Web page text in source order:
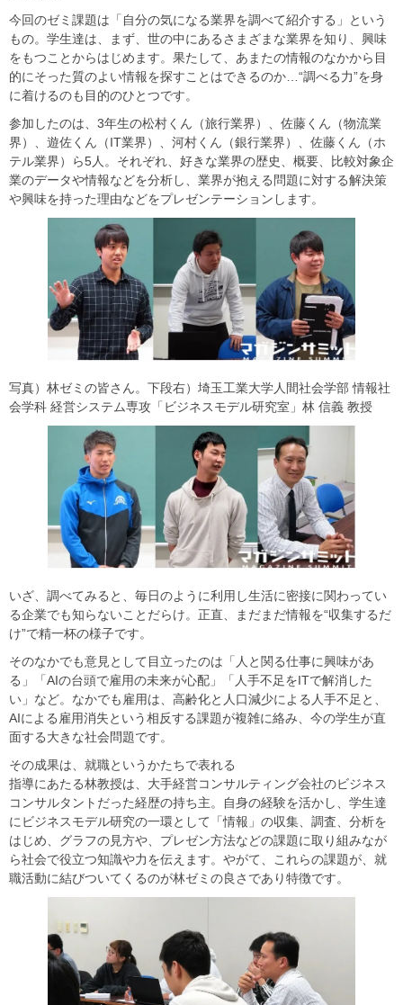
今回のゼミ課題は「自分の気になる業界を調べて紹介する」という
もの。学生達は、まず、世の中にあるさまざまな業界を知り、興味
をもつことからはじめます。果たして、あまたの情報のなかから目
的にそった質のよい情報を探すことはできるのか…“調べる力”を身
に着けるのも目的のひとつです。
参加したのは、3年生の松村くん（旅行業界）、佐藤くん（物流業
界）、遊佐くん（IT業界）、河村くん（銀行業界）、佐藤くん（ホ
テル業界）ら5人。それぞれ、好きな業界の歴史、概要、比較対象企
業のデータや情報などを分析し、業界が抱える問題に対する解決策
や興味を持った理由などをプレゼンテーションします。
写真）林ゼミの皆さん。下段右）埼玉工業大学人間社会学部 情報社
会学科 経営システム専攻「ビジネスモデル研究室」林 信義 教授
いざ、調べてみると、毎日のように利用し生活に密接に関わってい
る企業でも知らないことだらけ。正直、まだまだ情報を“収集するだ
け”で精一杯の様子です。
そのなかでも意見として目立ったのは「人と関る仕事に興味があ
る」「AIの台頭で雇用の未来が心配」「人手不足をITで解消した
い」など。なかでも雇用は、高齢化と人口減少による人手不足と、
AIによる雇用消失という相反する課題が複雑に絡み、今の学生が直
面する大きな社会問題です。
その成果は、就職というかたちで表れる
指導にあたる林教授は、大手経営コンサルティング会社のビジネス
コンサルタントだった経歴の持ち主。自身の経験を活かし、学生達
にビジネスモデル研究の一環として「情報」の収集、調査、分析を
はじめ、グラフの見方や、プレゼン方法などの課題に取り組みなが
ら社会で役立つ知識や力を伝えます。やがて、これらの課題が、就
職活動に結びついてくるのが林ゼミの良さであり特徴です。